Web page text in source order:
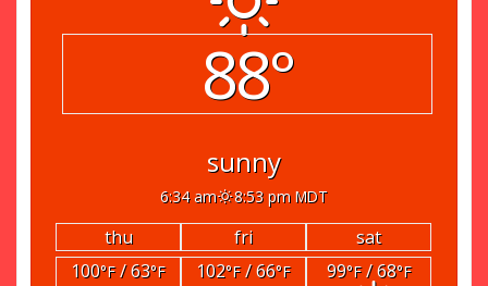
88°
sunny
6:34 am 8:53 pm MDT
thu fri
sat
100°F/ 63°F 102°F/ 66°F 99°F/ 68°F